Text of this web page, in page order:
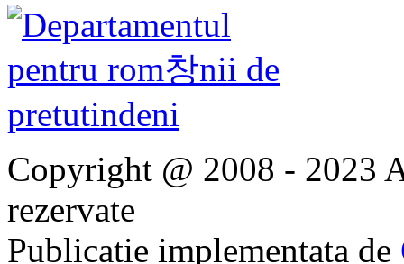
Copyright @ 2008 - 2023
rezervate
Publicatie implementata de